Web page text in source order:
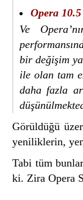
Opera 10.5
Ve
bir değişim
ile olan tam
daha fazla
Görüldüğü
yeniliklerin,
Tabi tüm
ki. Zira Opera